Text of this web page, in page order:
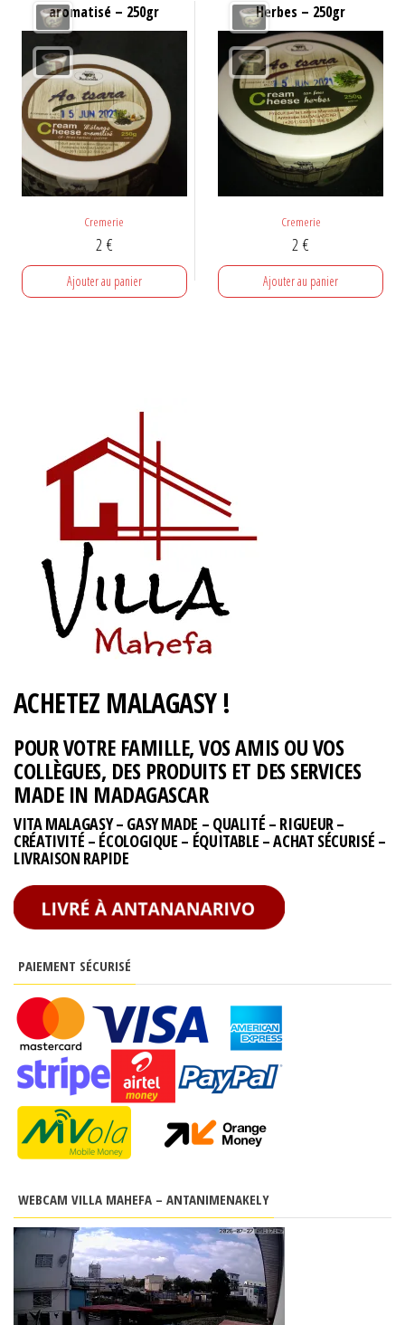
aromatisé – 250gr
Cremerie
2€
Ajouter au panier
Herbes – 250gr
Cremerie
2€
Ajouter au panier
ACHETEZ MALAGASY !
POUR VOTRE FAMILLE, VOS AMIS OU VOS
COLLÈGUES, DES PRODUITS ET DES SERVICES
MADE IN MADAGASCAR
VITA MALAGASY – GASY MADE – QUALITÉ – RIGUEUR –
CRÉATIVITÉ – ÉCOLOGIQUE – ÉQUITABLE – ACHAT SÉCURISÉ –
LIVRAISON RAPIDE
PAIEMENT SÉCURISÉ
WEBCAM VILLA MAHEFA – ANTANIMENAKELY